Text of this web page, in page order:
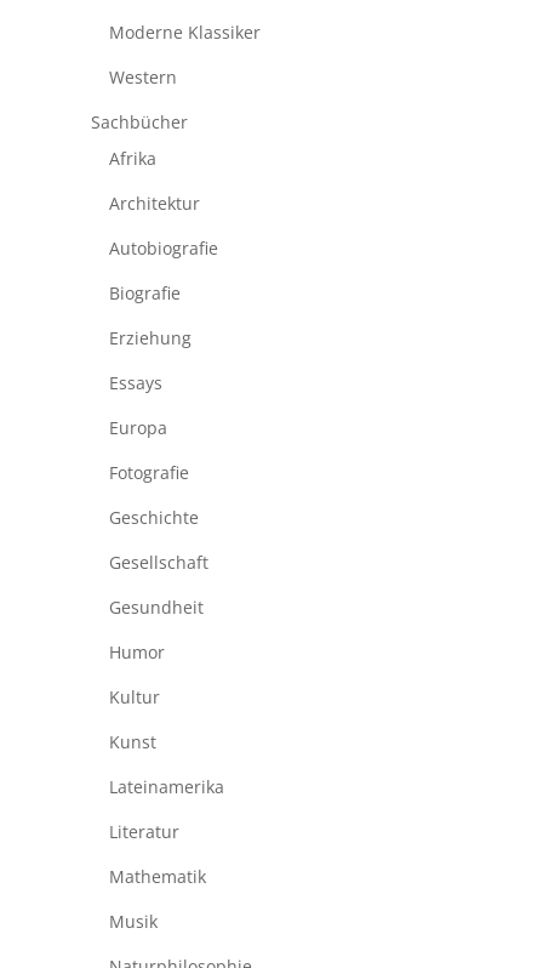
Moderne Klassiker
Western
Sachbücher
Afrika
Architektur
Autobiografie
Biografie
Erziehung
Essays
Europa
Fotografie
Geschichte
Gesellschaft
Gesundheit
Humor
Kultur
Kunst
Lateinamerika
Literatur
Mathematik
Musik